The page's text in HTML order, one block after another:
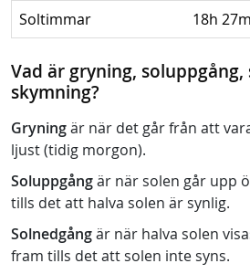
Soltimmar
18h 27m
Vad är gryning, soluppgång,
skymning?
Gryningär när det går från att
ljust (tidig morgon).
Soluppgångär när solen går upp
tills det att halva solen är synlig.
Solnedgångär när halva solen
fram tills det att solen inte syns.